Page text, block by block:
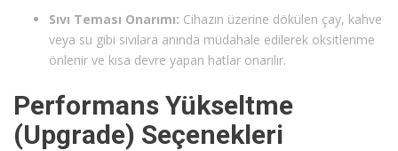
Sıvı Teması Onarımı: Cihazın üzerine dökülen çay, kahve
veya su gibi sıvılara anında müdahale edilerek oksitlenme
önlenir ve kısa devre yapan hatlar onarılır.
Performans Yükseltme
(Upgrade) Seçenekleri